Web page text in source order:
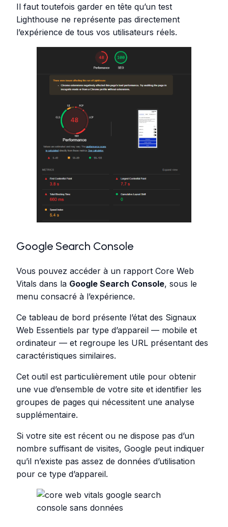
Il faut toutefois garder en tête qu’un test
Lighthouse ne représente pas directement
l’expérience de tous vos utilisateurs réels.
Google Search Console
Vous pouvez accéder à un rapport Core Web
Vitals dans la Google Search Console, sous le
menu consacré à l’expérience.
Ce tableau de bord présente l’état des Signaux
Web Essentiels par type d’appareil — mobile et
ordinateur — et regroupe les URL présentant des
caractéristiques similaires.
Cet outil est particulièrement utile pour obtenir
une vue d’ensemble de votre site et identifier les
groupes de pages qui nécessitent une analyse
supplémentaire.
Si votre site est récent ou ne dispose pas d’un
nombre suffisant de visites, Google peut indiquer
qu’il n’existe pas assez de données d’utilisation
pour ce type d’appareil.